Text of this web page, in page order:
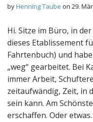
byHenning Taube on 29.
Hi. Sitze im Büro, in
dieses Etablissement
Fahrtenbuch) und
„weg“ gearbeitet. Bei
immer Arbeit,
zeitaufwändig, Zeit, in
sein kann. Am
erschaffen. Oder